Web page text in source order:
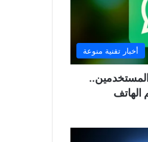
أخبار تقنية منوعة